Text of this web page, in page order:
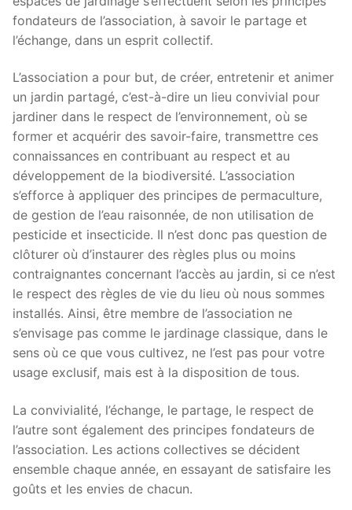
fondateurs de l’association, à savoir le partage et
l’échange, dans un esprit collectif.
L’association a pour but, de créer, entretenir et animer
un jardin partagé, c’est-à-dire un lieu convivial pour
jardiner dans le respect de l’environnement, où se
former et acquérir des savoir-faire, transmettre ces
connaissances en contribuant au respect et au
développement de la biodiversité. L’association
s’efforce à appliquer des principes de permaculture,
de gestion de l’eau raisonnée, de non utilisation de
pesticide et insecticide. Il n’est donc pas question de
clôturer où d’instaurer des règles plus ou moins
contraignantes concernant l’accès au jardin, si ce n’est
le respect des règles de vie du lieu où nous sommes
installés. Ainsi, être membre de l’association ne
s’envisage pas comme le jardinage classique, dans le
sens où ce que vous cultivez, ne l’est pas pour votre
usage exclusif, mais est à la disposition de tous.
La convivialité, l’échange, le partage, le respect de
l’autre sont également des principes fondateurs de
l’association. Les actions collectives se décident
ensemble chaque année, en essayant de satisfaire les
goûts et les envies de chacun.